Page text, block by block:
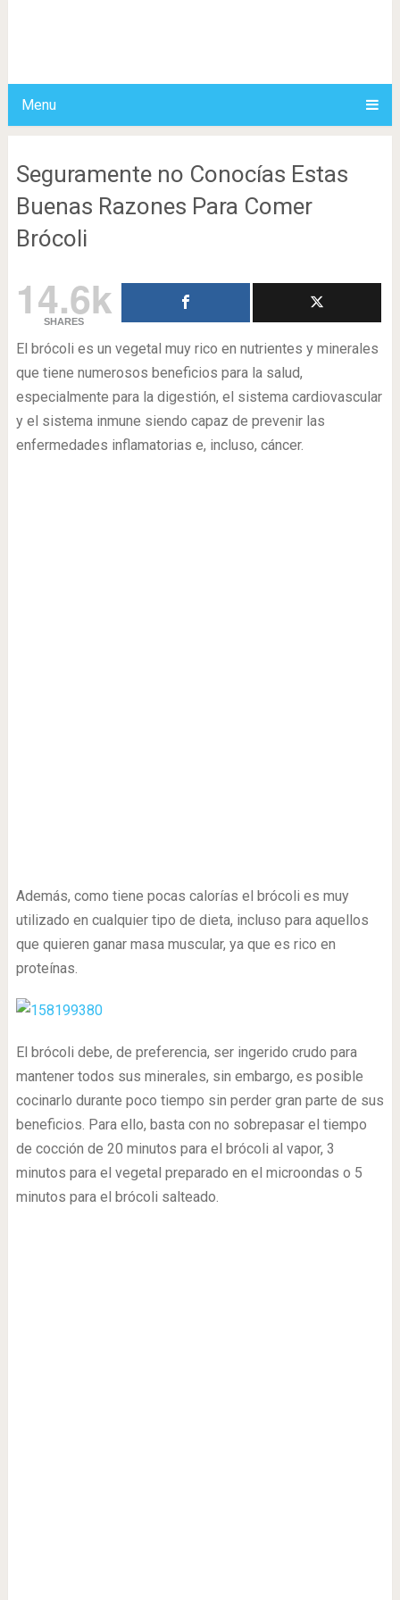
Menu
Seguramente no Conocías Estas
Buenas Razones Para Comer
Brócoli
14.6k
SHARES
El brócoli es un vegetal muy rico en nutrientes y minerales
que tiene numerosos beneficios para la salud,
especialmente para la digestión, el sistema cardiovascular
y el sistema inmune siendo capaz de prevenir las
enfermedades inflamatorias e, incluso, cáncer.
Además, como tiene pocas calorías el brócoli es muy
utilizado en cualquier tipo de dieta, incluso para aquellos
que quieren ganar masa muscular, ya que es rico en
proteínas.
El brócoli debe, de preferencia, ser ingerido crudo para
mantener todos sus minerales, sin embargo, es posible
cocinarlo durante poco tiempo sin perder gran parte de sus
beneficios. Para ello, basta con no sobrepasar el tiempo
de cocción de 20 minutos para el brócoli al vapor, 3
minutos para el vegetal preparado en el microondas o 5
minutos para el brócoli salteado.